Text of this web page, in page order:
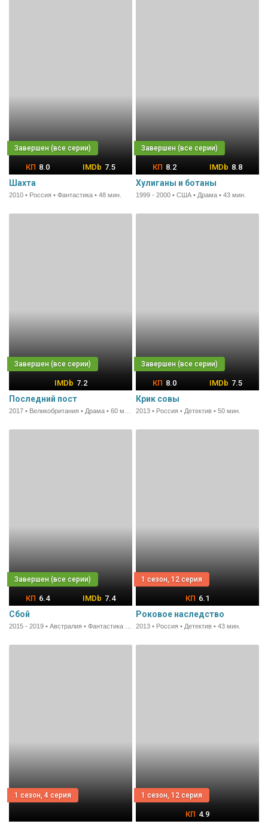
8.0 7.5
Шахта
2010 • Россия • Фантастика • 48 мин.
8.2 8.8
Хулиганы и ботаны
1999 - 2000 • США • Драма • 43 мин.
7.2
Последний пост
8.0 7.5
Крик совы
2013 • Россия • Детектив • 50 мин.
6.4 7.4
Сбой
1 сезон, 12 серия
6.1
Роковое наследство
2013 • Россия • Детектив • 43 мин.
1 сезон, 4 серия 1 сезон, 12 серия
4.9